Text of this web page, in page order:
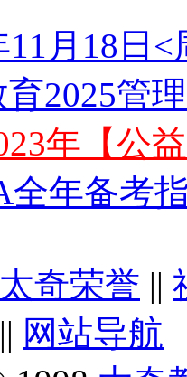
11月18日
2025管
年【公
全年备考
太奇荣誉 ||
|| 网站导航